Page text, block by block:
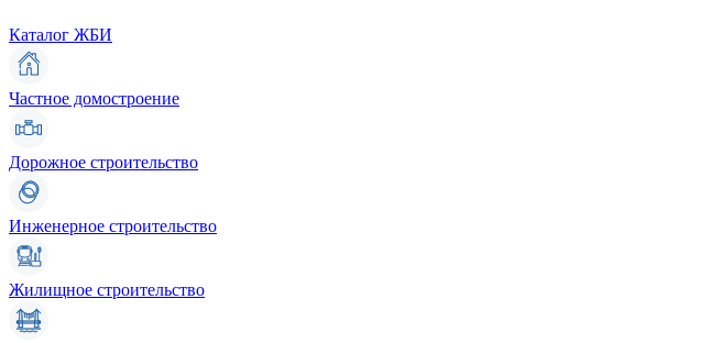
Каталог ЖБИ
Частное домостроение
Дорожное строительство
Инженерное строительство
Жилищное строительство